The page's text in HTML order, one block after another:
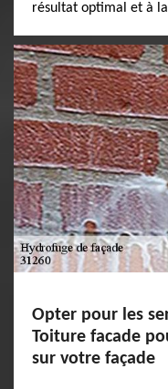
résultat optimal et à
Opter pour les
Toiture facade
sur votre façade